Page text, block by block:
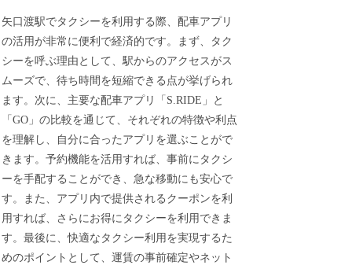
矢口渡駅でタクシーを利用する際、配車アプリ
の活用が非常に便利で経済的です。まず、タク
シーを呼ぶ理由として、駅からのアクセスがス
ムーズで、待ち時間を短縮できる点が挙げられ
ます。次に、主要な配車アプリ「S.RIDE」と
「GO」の比較を通じて、それぞれの特徴や利点
を理解し、自分に合ったアプリを選ぶことがで
きます。予約機能を活用すれば、事前にタクシ
ーを手配することができ、急な移動にも安心で
す。また、アプリ内で提供されるクーポンを利
用すれば、さらにお得にタクシーを利用できま
す。最後に、快適なタクシー利用を実現するた
めのポイントとして、運賃の事前確定やネット